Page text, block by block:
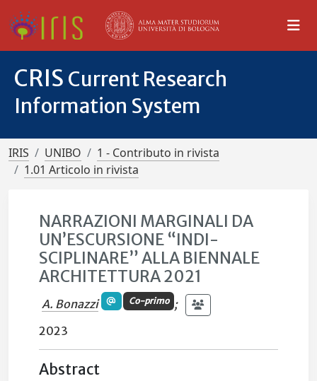
CRIS Current Research
Information System
IRIS UNIBO
1 - Contributo in rivista
1.01 Articolo in rivista
NARRAZIONI MARGINALI DA
UN’ESCURSIONE “INDI-
SCIPLINARE” ALLA BIENNALE
ARCHITETTURA 2021
A. Bonazzi Co-primo ;
2023
Abstract